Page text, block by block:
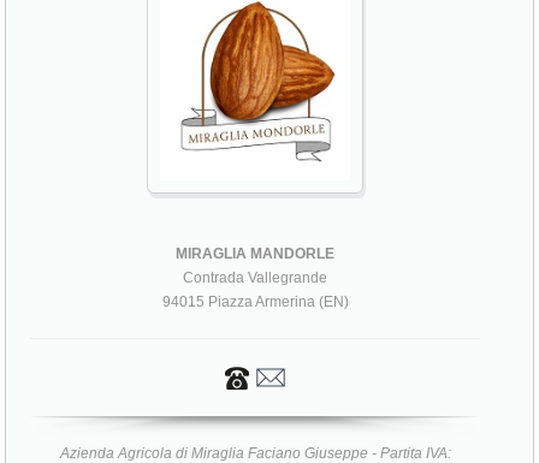
MIRAGLIA MANDORLE
Contrada Vallegrande
94015 Piazza Armerina (EN)
Azienda Agricola di Miraglia Faciano Giuseppe - Partita IVA: